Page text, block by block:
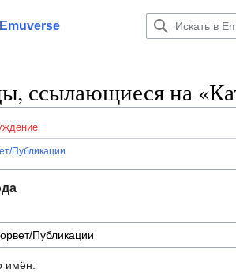
панель
Emuverse
ссылающиеся на
Публикации
имён: